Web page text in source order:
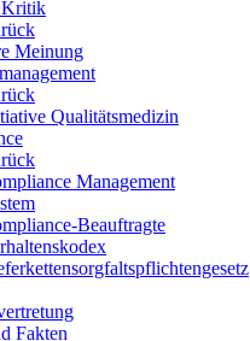
Kritik
Meinung
Qualitätsmedizin
Management
Beauftragte
Fakten